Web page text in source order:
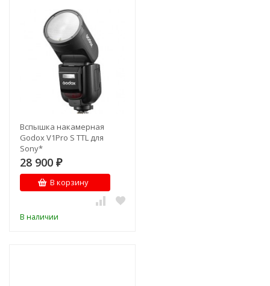
Вспышка накамерная
Godox V1Pro S TTL для
Sony*
28 900 ₽
В корзину
В наличии